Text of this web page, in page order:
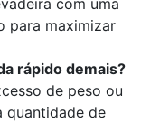
com uma
para maximizar
rápido demais?
de peso ou
quantidade de